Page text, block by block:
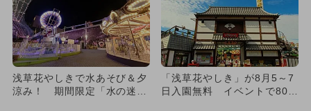
浅草花やしきで水あそび＆夕
涼み！ 期間限定「水の迷
「浅草花やしき」が8月5～7
日入園無料 イベントで80年